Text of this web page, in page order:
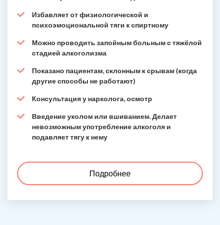
Избавляет от физиологической и
психоэмоциональной тяги к спиртному
Можно проводить запойным больным с тяжёлой
стадией алкоголизма
Показано пациентам, склонным к срывам (когда
другие способы не работают)
Консультация у нарколога, осмотр
Введение уколом или вшиванием. Делает
невозможным употребление алкоголя и
подавляет тягу к нему
Подробнее